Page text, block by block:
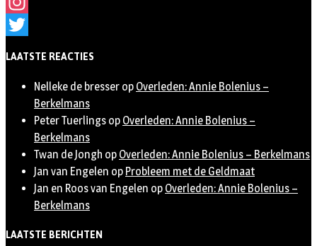
Instagram
LAATSTE REACTIES
Nelleke de bresser op Overleden: Annie Bolenius –
Berkelmans
Peter Tuerlings op Overleden: Annie Bolenius –
Berkelmans
Twan de Jongh op Overleden: Annie Bolenius – Berkelmans
Jan van Engelen op Probleem met de Geldmaat
Jan en Roos van Engelen op Overleden: Annie Bolenius –
Berkelmans
LAATSTE BERICHTEN